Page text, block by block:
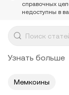
справочных
недоступны в
Узнать больше
Мемкоины